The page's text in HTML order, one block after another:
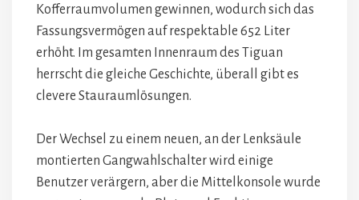
Kofferraumvolumen gewinnen, wodurch sich das
Fassungsvermögen auf respektable 652 Liter
erhöht. Im gesamten Innenraum des Tiguan
herrscht die gleiche Geschichte, überall gibt es
clevere Stauraumlösungen.
Der Wechsel zu einem neuen, an der Lenksäule
montierten Gangwahlschalter wird einige
Benutzer verärgern, aber die Mittelkonsole wurde